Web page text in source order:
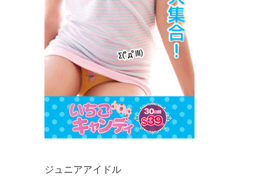
ジュニアアイドル